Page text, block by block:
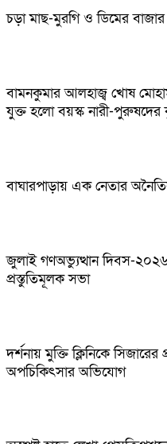
চড়া মাছ-মুরগি ও ডিমের বাজার
বামনকুমার আলহাজ্ব খোষ
যুক্ত হলো বয়স্ক নারী-পুরুষদের
বাঘারপাড়ায় এক নেতার
জুলাই গণঅভ্যুত্থান দিবস-
প্রস্তুতিমূলক সভা
দর্শনায় মুক্তি ক্লিনিকে
অপচিকিৎসার অভিযোগ